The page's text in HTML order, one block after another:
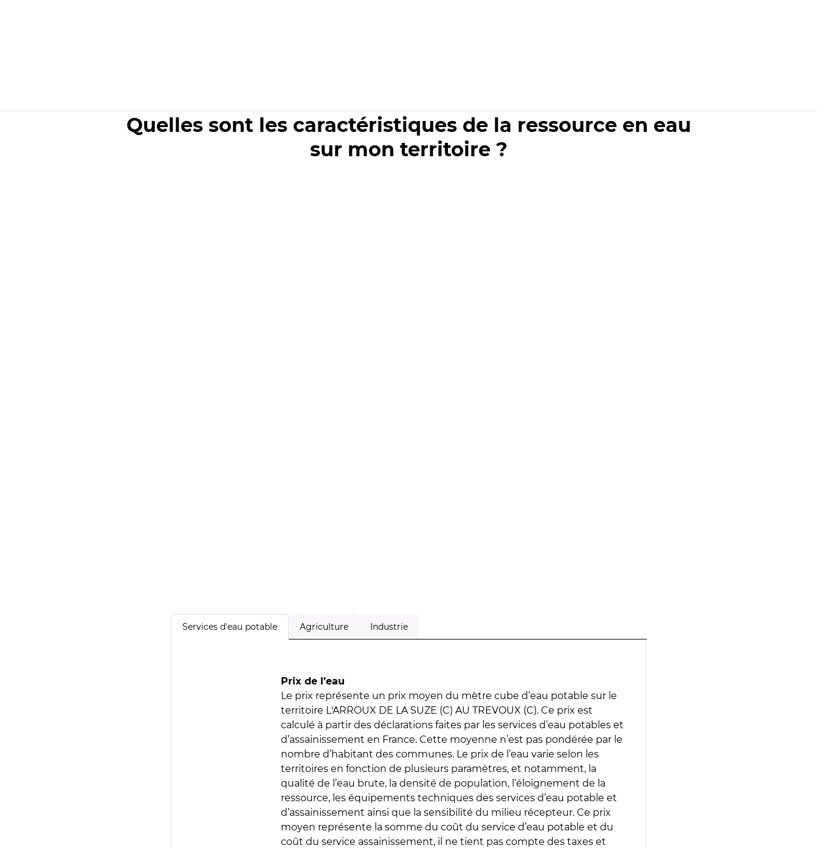
Quelles sont les caractéristiques de la ressource en eau
sur mon territoire ?
Services d'eau potable Agriculture Industrie
Prix de l’eau
Le prix représente un prix moyen du mètre cube d’eau potable sur le
territoire L'ARROUX DE LA SUZE (C) AU TREVOUX (C). Ce prix est
calculé à partir des déclarations faites par les services d’eau potables et
d’assainissement en France. Cette moyenne n’est pas pondérée par le
nombre d’habitant des communes. Le prix de l’eau varie selon les
territoires en fonction de plusieurs paramètres, et notamment, la
qualité de l’eau brute, la densité de population, l’éloignement de la
ressource, les équipements techniques des services d’eau potable et
d’assainissement ainsi que la sensibilité du milieu récepteur. Ce prix
moyen représente la somme du coût du service d’eau potable et du
coût du service assainissement, il ne tient pas compte des taxes et